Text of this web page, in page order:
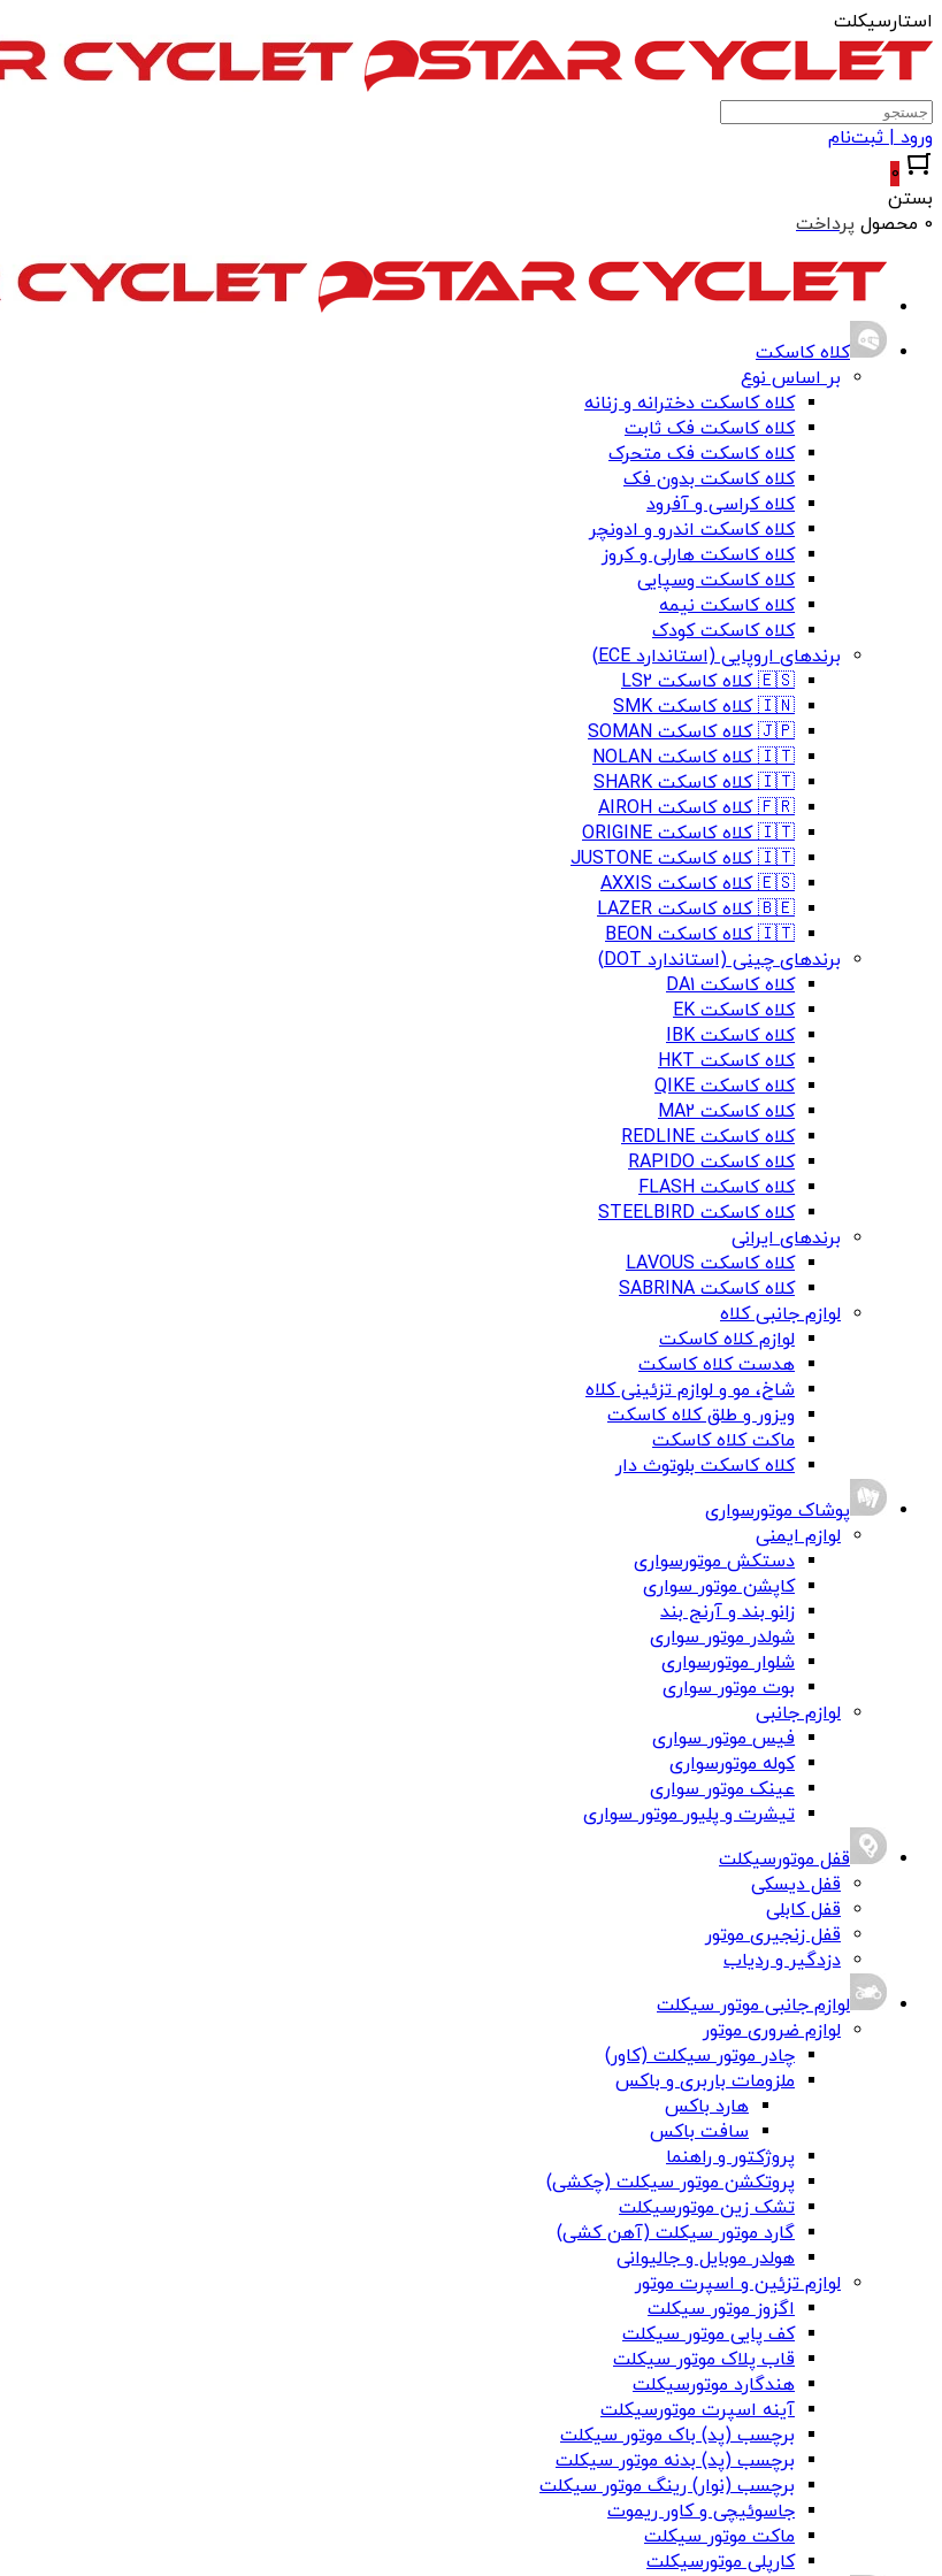
استارسیکلت
ورود | ثبت‌نام
0
بستن
0 محصول
پرداخت
کلاه کاسکت
بر اساس نوع
کلاه کاسکت دخترانه و زنانه
کلاه کاسکت فک ثابت
کلاه کاسکت فک متحرک
کلاه کاسکت بدون فک
کلاه کراسی و آفرود
کلاه کاسکت اندرو و ادونچر
کلاه کاسکت هارلی و کروز
کلاه کاسکت وسپایی
کلاه کاسکت نیمه
کلاه کاسکت کودک
برندهای اروپایی (استاندارد ECE)
🇪🇸 کلاه کاسکت LS2
🇮🇳 کلاه کاسکت SMK
🇯🇵 کلاه کاسکت SOMAN
🇮🇹 کلاه کاسکت NOLAN
🇮🇹 کلاه کاسکت SHARK
🇫🇷 کلاه کاسکت AIROH
🇮🇹 کلاه کاسکت ORIGINE
🇮🇹 کلاه کاسکت JUSTONE
🇪🇸 کلاه کاسکت AXXIS
🇧🇪 کلاه کاسکت LAZER
🇮🇹 کلاه کاسکت BEON
برندهای چینی (استاندارد DOT)
کلاه کاسکت DA1
کلاه کاسکت EK
کلاه کاسکت IBK
کلاه کاسکت HKT
کلاه کاسکت QIKE
کلاه کاسکت MA2
کلاه کاسکت REDLINE
کلاه کاسکت RAPIDO
کلاه کاسکت FLASH
کلاه کاسکت STEELBIRD
برندهای ایرانی
کلاه کاسکت LAVOUS
کلاه کاسکت SABRINA
لوازم جانبی کلاه
لوازم کلاه کاسکت
هدست کلاه کاسکت
شاخ، مو و لوازم تزئینی کلاه
ویزور و طلق کلاه کاسکت
ماکت کلاه کاسکت
کلاه کاسکت بلوتوث دار
پوشاک موتورسواری
لوازم ایمنی
دستکش موتورسواری
کاپشن موتور سواری
زانو بند و آرنج بند
شولدر موتور سواری
شلوار موتورسواری
بوت موتور سواری
لوازم جانبی
فیس موتور سواری
کوله موتورسواری
عینک موتور سواری
تیشرت و پلیور موتور سواری
قفل موتورسیکلت
قفل دیسکی
قفل کابلی
قفل زنجیری موتور
دزدگیر و ردیاب
لوازم جانبی موتور سیکلت
لوازم ضروری موتور
چادر موتور سیکلت (کاور)
ملزومات باربری و باکس
هارد باکس
سافت باکس
پروژکتور و راهنما
پروتکشن موتور سیکلت (چکشی)
تشک زین موتورسیکلت
گارد موتور سیکلت (آهن کشی)
هولدر موبایل و جالیوانی
لوازم تزئین و اسپرت موتور
اگزوز موتور سیکلت
کف پایی موتور سیکلت
قاب پلاک موتور سیکلت
هندگارد موتورسیکلت
آینه اسپرت موتورسیکلت
برچسب (پد) باک موتور سیکلت
برچسب (پد) بدنه موتور سیکلت
برچسب (نوار) رینگ موتور سیکلت
جاسوئیچی و کاور ریموت
ماکت موتور سیکلت
کارپلی موتورسیکلت